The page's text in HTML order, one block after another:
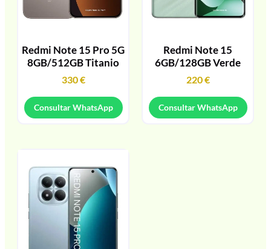
Redmi Note 15 Pro 5G
8GB/512GB Titanio
330€
Consultar WhatsApp
Redmi Note 15
6GB/128GB Verde
220€
Consultar WhatsApp